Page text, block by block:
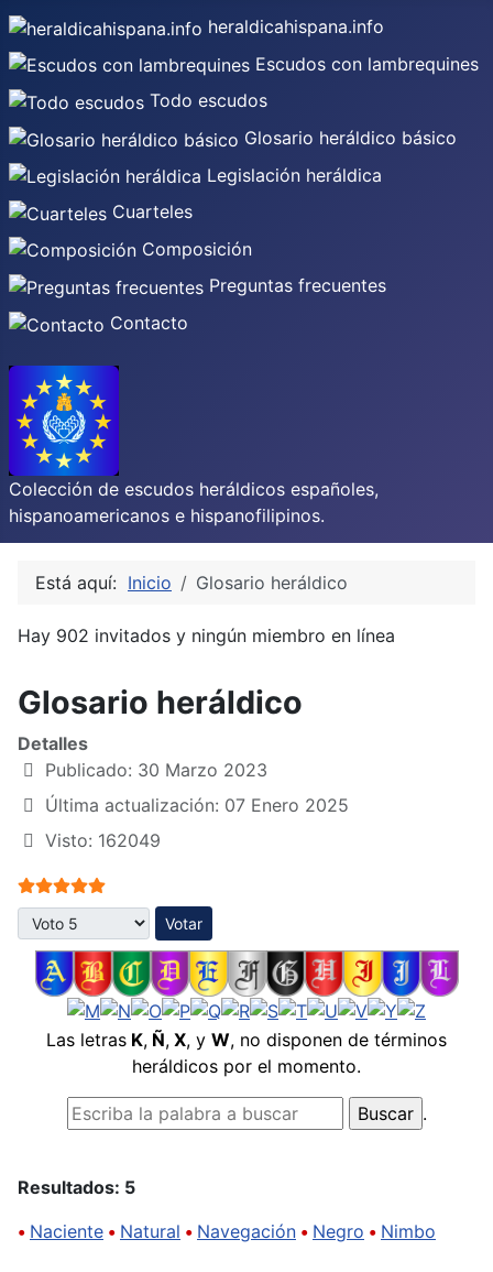
heraldicahispana.info
Escudos con lambrequines
Todo escudos
Glosario heráldico básico
Legislación heráldica
Cuarteles
Composición
Preguntas frecuentes
Contacto
Colección de escudos heráldicos españoles,
hispanoamericanos e hispanofilipinos.
Está aquí: Inicio Glosario heráldico
Hay 902 invitados y ningún miembro en línea
Glosario heráldico
Detalles
Publicado: 30 Marzo 2023
Última actualización: 07 Enero 2025
Visto: 162049
Ratio:5/5
Por favor, vote
Las letras K, Ñ, X, y W, no disponen de términos
heráldicos por el momento.
.
Resultados: 5
• Naciente • Natural • Navegación • Negro • Nimbo